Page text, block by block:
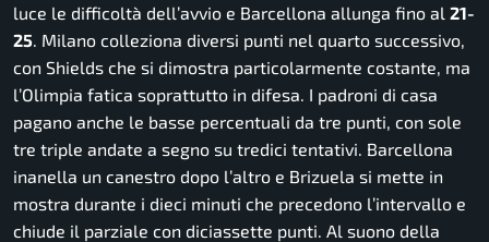
luce le difficoltà dell’avvio e Barcellona allunga fino al 21-
25 . Milano colleziona diversi punti nel quarto successivo,
con Shields che si dimostra particolarmente costante, ma
l’Olimpia fatica soprattutto in difesa. I padroni di casa
pagano anche le basse percentuali da tre punti, con sole
tre triple andate a segno su tredici tentativi. Barcellona
inanella un canestro dopo l’altro e Brizuela si mette in
mostra durante i dieci minuti che precedono l’intervallo e
chiude il parziale con diciassette punti. Al suono della